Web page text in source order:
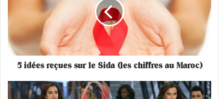
e
e
s
5 idées reçues sur le Sida (les chiffres au Maroc)
V